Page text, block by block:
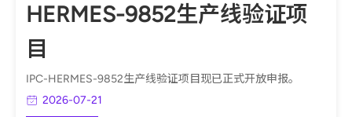
HERMES-9852生产线验证项
目
IPC-HERMES-9852生产线验证项目现已正式开放申报。
2026-07-21